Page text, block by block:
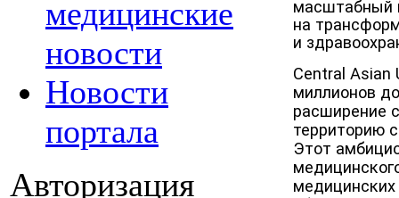
медицинские
новости
Новости
портала
Авторизация
масштабный
на
и
Central Asian
миллионов
расширение
территорию
Этот
медицинских